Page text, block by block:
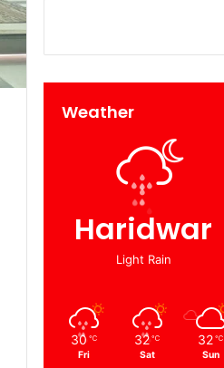
Weather
Haridwar
Light Rain
30 ℃
Fri
32 ℃
Sat
32 ℃
Sun